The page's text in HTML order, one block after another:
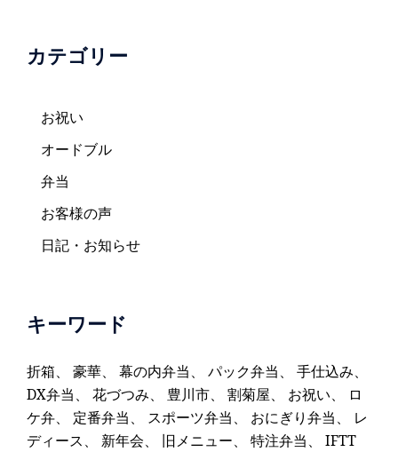
カテゴリー
お祝い
オードブル
弁当
お客様の声
日記・お知らせ
キーワード
折箱、 豪華、 幕の内弁当、 パック弁当、 手仕込み、
DX弁当、 花づつみ、 豊川市、 割菊屋、 お祝い、
ロ
ケ弁、 定番弁当、 スポーツ弁当、 おにぎり弁当、 レ
ディース、 新年会、 旧メニュー、 特注弁当、 IFTT